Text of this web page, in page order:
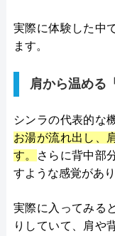
実際に体験した中
ます。
肩から温める
シンラの代表的な
お湯が流れ出し、
す。
さらに背中部
すような感覚があり
実際に入ってみる
りしていて、肩や